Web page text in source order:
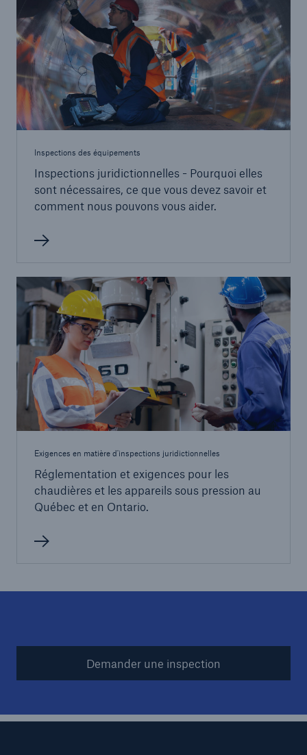
Inspections des équipements
Inspections juridictionnelles - Pourquoi elles
sont nécessaires, ce que vous devez savoir et
comment nous pouvons vous aider.
Exigences en matière d'inspections juridictionnelles
Réglementation et exigences pour les
chaudières et les appareils sous pression au
Québec et en Ontario.
Demander une inspection